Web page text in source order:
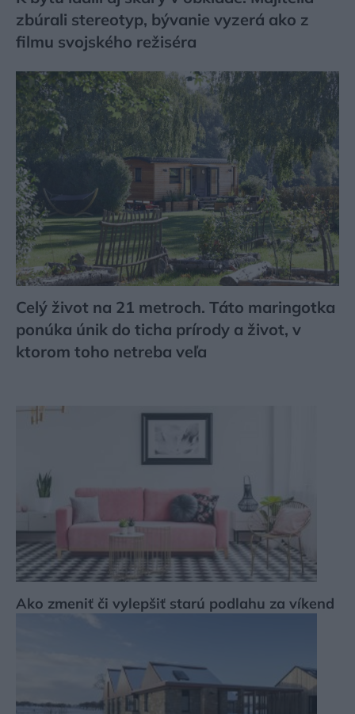
zbúrali stereotyp, bývanie vyzerá ako z
filmu svojského režiséra
Celý život na 21 metroch. Táto maringotka
ponúka únik do ticha prírody a život, v
ktorom toho netreba veľa
Ako zmeniť či vylepšiť starú podlahu za víkend